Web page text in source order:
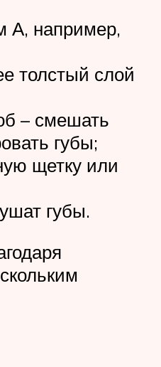
А, например,
толстый слой
– смешать
губы;
щетку или
губы.